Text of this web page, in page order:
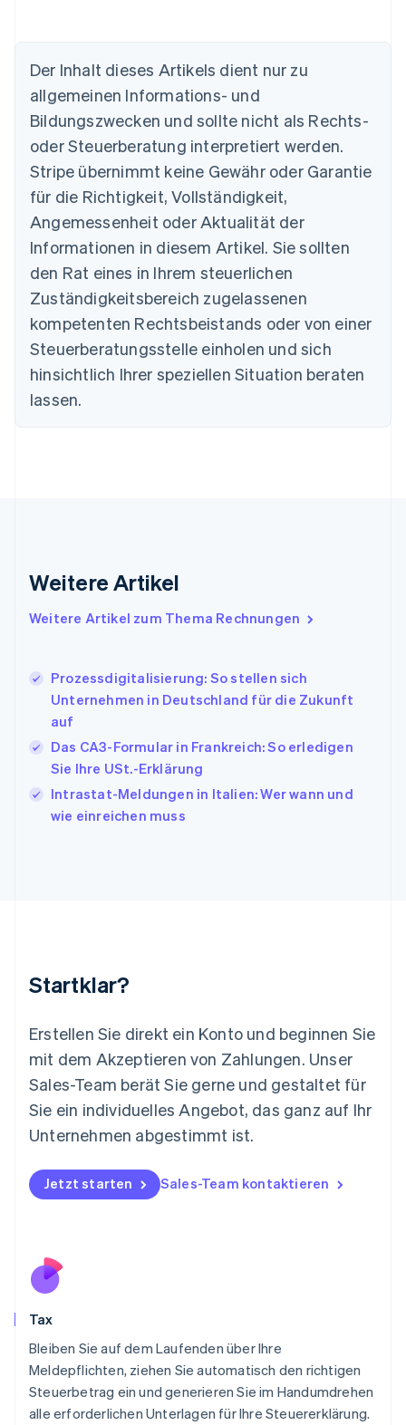
Der Inhalt dieses Artikels dient nur zu
allgemeinen Informations- und
Bildungszwecken und sollte nicht als Rechts-
oder Steuerberatung interpretiert werden.
Stripe übernimmt keine Gewähr oder Garantie
für die Richtigkeit, Vollständigkeit,
Angemessenheit oder Aktualität der
Informationen in diesem Artikel. Sie sollten
den Rat eines in Ihrem steuerlichen
Zuständigkeitsbereich zugelassenen
kompetenten Rechtsbeistands oder von einer
Steuerberatungsstelle einholen und sich
hinsichtlich Ihrer speziellen Situation beraten
lassen.
Weitere Artikel
Weitere Artikel zum Thema Rechnungen
Prozessdigitalisierung: So stellen sich
Unternehmen in Deutschland für die Zukunft
auf
Das CA3-Formular in Frankreich: So erledigen
Sie Ihre USt.-Erklärung
Intrastat-Meldungen in Italien: Wer wann und
wie einreichen muss
Startklar?
Erstellen Sie direkt ein Konto und beginnen Sie
mit dem Akzeptieren von Zahlungen. Unser
Sales-Team berät Sie gerne und gestaltet für
Sie ein individuelles Angebot, das ganz auf Ihr
Unternehmen abgestimmt ist.
Jetzt starten Sales-Team kontaktieren
Tax
Bleiben Sie auf dem Laufenden über Ihre
Meldepflichten, ziehen Sie automatisch den richtigen
Steuerbetrag ein und generieren Sie im Handumdrehen
alle erforderlichen Unterlagen für Ihre Steuererklärung.
Australien
Belgien
NederlandsFrançais Deutsch English
Brasilien
Português English
Bulgarien
English
Dänemark
English
Deutschland
Deutsch English
Estland
English
English
Indien
English
Italien
ItalianoEnglish
Japan
Kanada
EnglishFrançais
Kroatien
English Italiano
English简体中文
English
Mexiko
Español English
Neuseeland
English
NederlandsEnglish
English
Österreich
Portugal
Português
Schweden
Schweiz
DeutschFrançaisItalianoEnglish
Singapur